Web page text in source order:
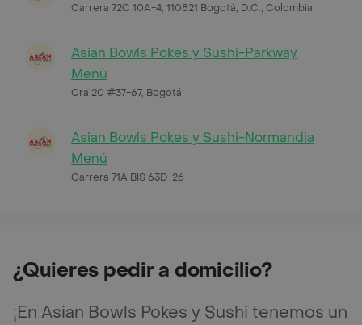
Carrera 72C 10A-4, 110821 Bogotá, D.C., Colombia
Asian Bowls Pokes y Sushi-Parkway
Menú
Cra 20 #37-67, Bogotá
Asian Bowls Pokes y Sushi-Normandia
Menú
Carrera 71A BIS 63D-26
¿Quieres pedir a domicilio?
¡En Asian Bowls Pokes y Sushi tenemos un